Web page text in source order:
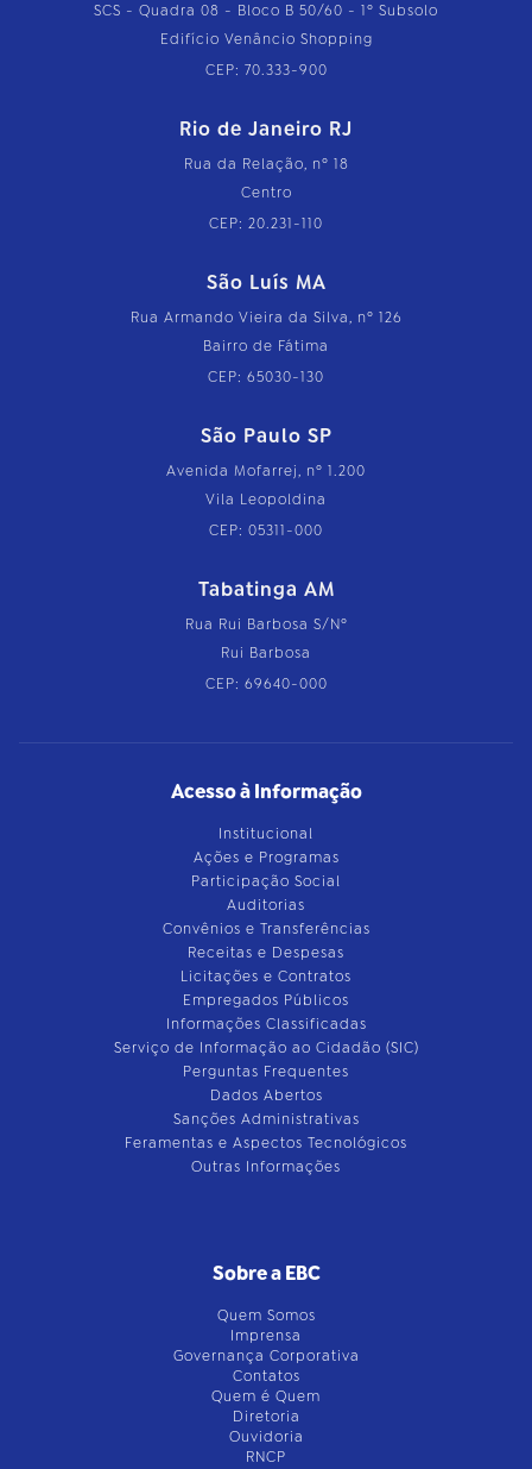
SCS - Quadra 08 - Bloco B 50/60 - 1º Subsolo
Edifício Venâncio Shopping
CEP: 70.333-900
Rio de Janeiro RJ
Rua da Relação, nº 18
Centro
CEP: 20.231-110
São Luís MA
Rua Armando Vieira da Silva, nº 126
Bairro de Fátima
CEP: 65030-130
São Paulo SP
Avenida Mofarrej, nº 1.200
Vila Leopoldina
CEP: 05311-000
Tabatinga AM
Rua Rui Barbosa S/Nº
Rui Barbosa
CEP: 69640-000
Acesso à Informação
Institucional
Ações e Programas
Participação Social
Auditorias
Convênios e Transferências
Receitas e Despesas
Licitações e Contratos
Empregados Públicos
Informações Classificadas
Serviço de Informação ao Cidadão (SIC)
Perguntas Frequentes
Dados Abertos
Sanções Administrativas
Feramentas e Aspectos Tecnológicos
Outras Informações
Sobre a EBC
Quem Somos
Imprensa
Governança Corporativa
Contatos
Quem é Quem
Diretoria
Ouvidoria
RNCP